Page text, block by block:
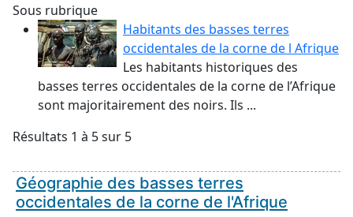
Sous rubrique
Habitants des basses terres
occidentales de la corne de l Afrique
Les habitants historiques des
basses terres occidentales de la corne de l’Afrique
sont majoritairement des noirs. Ils ...
Résultats 1 à 5 sur 5
Géographie des basses terres
occidentales de la corne de l'Afrique